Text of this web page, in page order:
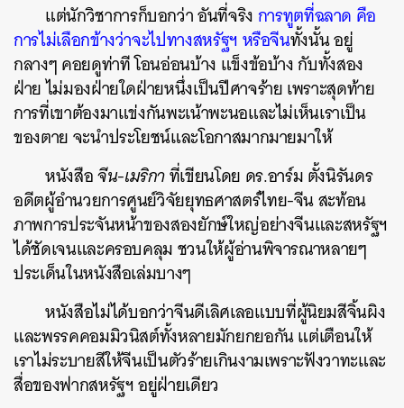
แต่นักวิชาการก็บอกว่า อันที่จริงการทูตที่ฉลาด คือ
การไม่เลือกข้างว่าจะไปทางสหรัฐฯ หรือจีนทั้งนั้น อยู่
กลางๆ คอยดูท่าที โอนอ่อนบ้าง แข็งข้อบ้าง กับทั้งสอง
ฝ่าย ไม่มองฝ่ายใดฝ่ายหนึ่งเป็นปีศาจร้าย เพราะสุดท้าย
การที่เขาต้องมาแข่งกันพะเน้าพะนอและไม่เห็นเราเป็น
ของตาย จะนำประโยชน์และโอกาสมากมายมาให้
หนังสือจีน-เมริกาที่เขียนโดย ดร.อาร์ม ตั้งนิรันดร
อดีตผู้อำนวยการศูนย์วิจัยยุทธศาสตร์ไทย-จีน สะท้อน
ภาพการประจันหน้าของสองยักษ์ใหญ่อย่างจีนและสหรัฐฯ
ได้ชัดเจนและครอบคลุม ชวนให้ผู้อ่านพิจารณาหลายๆ
ประเด็นในหนังสือเล่มบางๆ
หนังสือไม่ได้บอกว่าจีนดีเลิศเลอแบบที่ผู้นิยมสีจิ้นผิง
และพรรคคอมมิวนิสต์ทั้งหลายมักยกยอกัน แต่เตือนให้
เราไม่ระบายสีให้จีนเป็นตัวร้ายเกินงามเพราะฟังวาทะและ
สื่อของฟากสหรัฐฯ อยู่ฝ่ายเดียว